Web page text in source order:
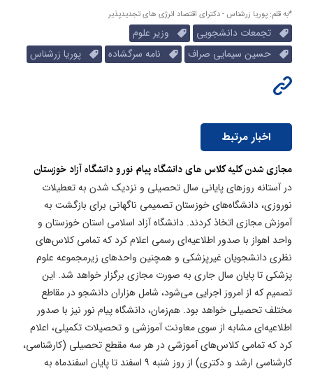
*به قلم: پوریا زرشناس - دکترای اقتصاد انرژی های تجدیدپذیر
تجمعات دانشجویی
وزیر علوم
حسین سیمایی صراف
نامه سرگشاده پوریا زرشناس
اخبار مرتبط
مجازی شدن کلیه کلاس های دانشگاه پیام نور و دانشگاه آزاد خوزستان
در آستانه روزهای پایانی سال تحصیلی و نزدیک شدن به تعطیلات
نوروزی، دانشگاه‌های خوزستان تصمیمی ناگهانی برای بازگشت به
آموزش مجازی اتخاذ کردند. دانشگاه آزاد اسلامی استان خوزستان و
واحد اهواز با صدور اطلاعیه‌ای رسمی اعلام کرد که تمامی کلاس‌های
نظری دانشجویان غیرپزشکی و همچنین واحدهای زیرمجموعه علوم
پزشکی تا پایان سال جاری به صورت مجازی برگزار خواهد شد. این
تصمیم که از امروز اجرایی می‌شود، شامل هزاران دانشجو در مقاطع
مختلف تحصیلی خواهد بود. هم‌زمان، دانشگاه پیام نور نیز با صدور
اطلاعیه‌ای مشابه از سوی معاونت آموزشی و تحصیلات تکمیلی، اعلام
کرد که تمامی کلاس‌های آموزشی در هر سه مقطع تحصیلی (کارشناسی،
کارشناسی ارشد و دکتری) از روز شنبه ۹ اسفند تا پایان اسفندماه به